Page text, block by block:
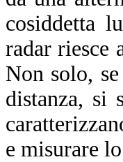
cosiddetta
radar riesce
Non solo,
distanza, si
e misurare